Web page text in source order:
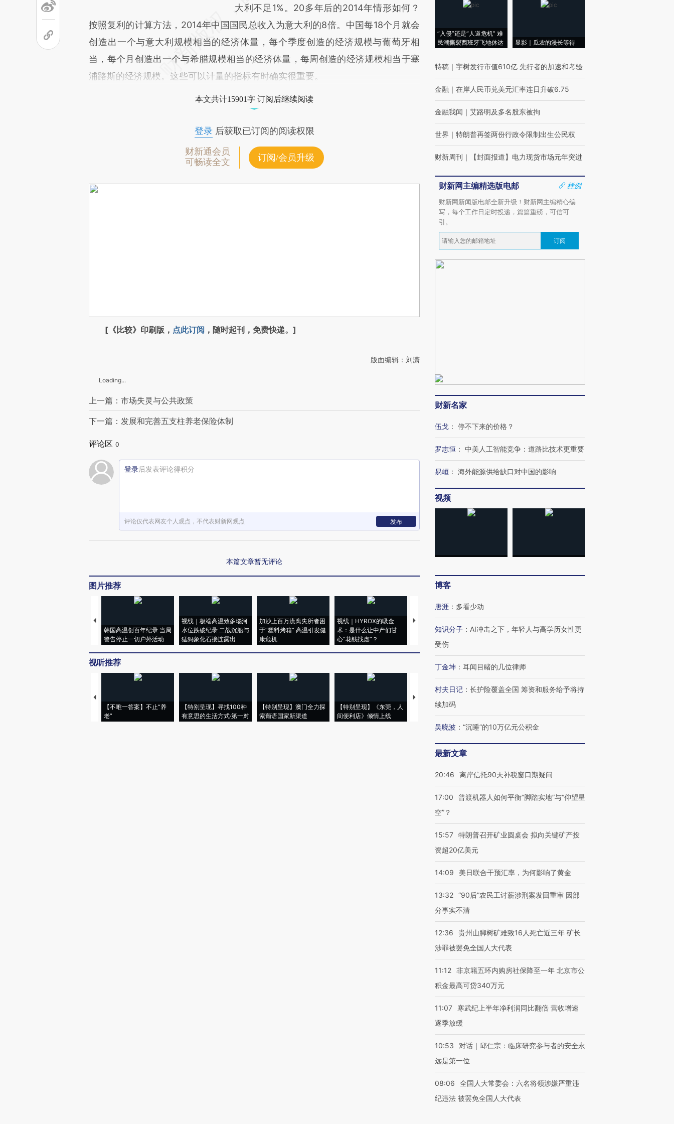
大利不足1%。20多年后的2014年情形如何？
按照复利的计算方法，2014年中国国民总收入为意大利的8倍。中国每18个月就会
创造出一个与意大利规模相当的经济体量，每个季度创造的经济规模与葡萄牙相
当，每个月创造出一个与希腊规模相当的经济体量，每周创造的经济规模相当于塞
浦路斯的经济规模。这些可以计量的指标有时确实很重要。
本文共计15901字 订阅后继续阅读
登录后获取已订阅的阅读权限
财新通会员
可畅读全文
订阅/会员升级
[《比较》印刷版， 点此订阅 ，随时起刊，免费快递。]
版面编辑：刘潇
Loading...
上一篇：市场失灵与公共政策
下一篇：发展和完善五支柱养老保险体制
评论区 0
登录后发表评论得积分
评论仅代表网友个人观点，不代表财新网观点 发布
本篇文章暂无评论
图片推荐
韩国高温创百年纪录 当局
警告停止一切户外活动
视线｜极端高温致多瑙河
水位跌破纪录 二战沉船与
猛犸象化石接连露出
加沙上百万流离失所者困
于“塑料烤箱” 高温引发健
康危机
视线｜HYROX的吸金
术：是什么让中产们甘
心“花钱找虐”？
马航飞行员跨国走私7万
粒摇头丸 尿检体内含3种
度Z世代 用街头抗争将教
机”？难民潮撕裂西班牙
视听推荐
【不唯一答案】不止“养
老”
【特别呈现】寻找100种
有意思的生活方式·第一对
【特别呈现】澳门全力探
索葡语国家新渠道
【特别呈现】《东莞，人
间便利店》倾情上线
【推广】走进第四届链博
会，让数智科技“链”接产
有意思的生活方式·第三对
住三大增长引擎是什么？
“入侵”还是“人道危机” 难
民潮撕裂西班牙飞地休达
显影｜瓜农的漫长等待
特稿 ｜ 宇树发行市值610亿 先行者的加速和考验
金融 ｜ 在岸人民币兑美元汇率连日升破6.75
金融我闻 ｜ 艾路明及多名股东被拘
世界 ｜ 特朗普再签两份行政令限制出生公民权
财新周刊 ｜ 【封面报道】电力现货市场元年突进
财新网主编精选版电邮
样例
财新网新闻版电邮全新升级！财新网主编精心编
写，每个工作日定时投递，篇篇重磅，可信可
引。
订阅
财新名家
伍戈 ： 停不下来的价格？
罗志恒 ： 中美人工智能竞争：道路比技术更重要
易峘 ： 海外能源供给缺口对中国的影响
视频
博客
唐涯 ： 多看少动
知识分子 ： AI冲击之下，年轻人与高学历女性更
受伤
丁金坤 ： 耳闻目睹的几位律师
村夫日记 ： 长护险覆盖全国 筹资和服务给予将持
续加码
吴晓波 ： “沉睡”的10万亿元公积金
最新文章
20:46 离岸信托90天补税窗口期疑问
17:00
普渡机器人如何平衡“脚踏实地”与“仰望星
空”？
15:57 特朗普召开矿业圆桌会 拟向关键矿产投
资超20亿美元
14:09 美日联合干预汇率，为何影响了黄金
13:32 “90后”农民工讨薪涉刑案发回重审 因部
分事实不清
12:36
贵州山脚树矿难致16人死亡近三年 矿长
涉罪被罢免全国人大代表
11:12 非京籍五环内购房社保降至一年 北京市公
积金最高可贷340万元
11:07
寒武纪上半年净利润同比翻倍 营收增速
逐季放缓
10:53
对话｜邱仁宗：临床研究参与者的安全永
远是第一位
08:06
全国人大常委会：六名将领涉嫌严重违
纪违法 被罢免全国人大代表